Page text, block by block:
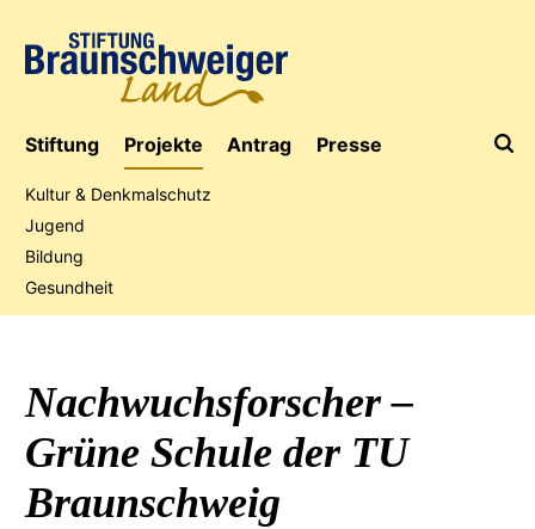
Stiftung
Jubiläumsaktion
Projekte
Kultur & Denkmalschutz
Jugend
Bildung
Gesundheit
Antrag Presse
Nachwuchsforscher–
Grüne Schule der TU
Braunschweig